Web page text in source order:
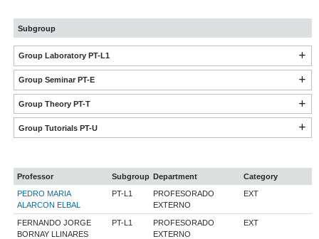
Subgroup
Group Laboratory PT-L1
Group Seminar PT-E
Group Theory PT-T
Group Tutorials PT-U
Professor Subgroup Department
Category
PEDRO MARIA
ALARCON ELBAL
PT-L1
PROFESORADO
EXTERNO
EXT
FERNANDO JORGE
BORNAY LLINARES
PT-L1
PROFESORADO
EXTERNO
EXT